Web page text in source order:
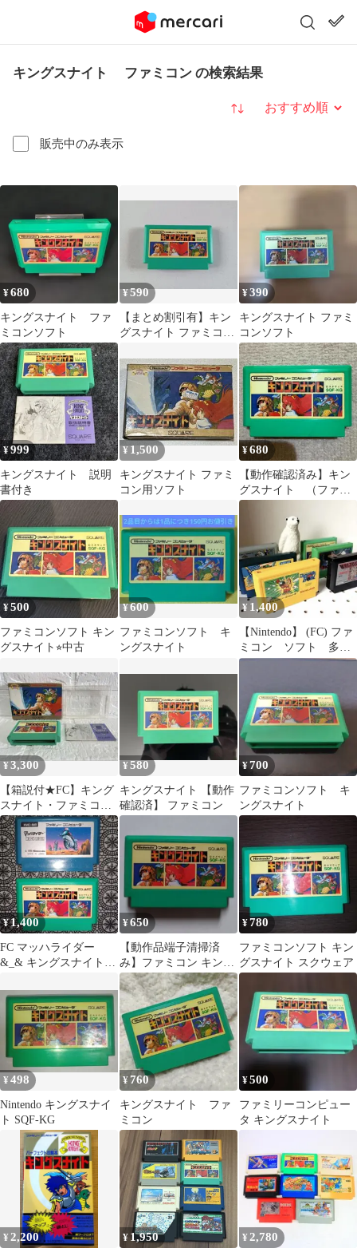
キングスナイト ファミコン の検索結果
販売中のみ表示
並び替え
¥680
キングスナイト ファ
ミコンソフト
¥590
【まとめ割引有】キン
グスナイト ファミコン
¥390
キングスナイト ファミ
コンソフト
¥999
キングスナイト 説明
書付き
¥1,500
キングスナイト ファミ
コン用ソフト
¥680
【動作確認済み】キン
グスナイト （ファミ
コン）
¥500
ファミコンソフト キン
グスナイト⭐︎中古
¥600
ファミコンソフト キ
ングスナイト
¥ 1,400
【Nintendo】 (FC) ファ
ミコン ソフト 多彩
なソフト 6セット
¥3,300
【箱説付★FC】キング
スナイト・ファミコン/
スクウェア/レトロゲー
ム
¥580
キングスナイト 【動作
確認済】 ファミコン
¥700
ファミコンソフト キ
ングスナイト
¥1,400
FC マッハライダー
&_& キングスナイト
¥650
【動作品端子清掃済
み】ファミコン キング
スナイトSQUARE FC
レトロゲーム
¥780
ファミコンソフト キン
グスナイト スクウェア
¥498
Nintendo キングスナイ
ト SQF-KG
¥ 760
キングスナイト ファ
ミコン
¥500
ファミリーコンピュー
タ キングスナイト
¥ 2,200 ¥ 1,950 ¥2,780